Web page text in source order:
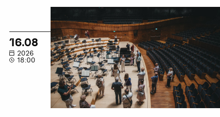
zwiedzanie
zakamarków
NOSPR
16.08
2026
18:00